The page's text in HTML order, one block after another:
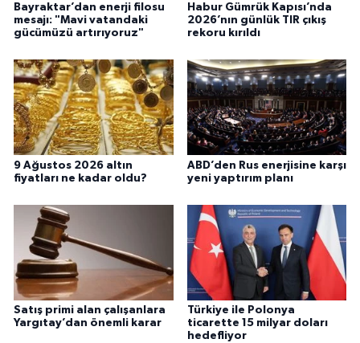
Bayraktar’dan enerji filosu
mesajı: "Mavi vatandaki
gücümüzü artırıyoruz"
Habur Gümrük Kapısı’nda
2026’nın günlük TIR çıkış
rekoru kırıldı
9 Ağustos 2026 altın
fiyatları ne kadar oldu?
ABD’den Rus enerjisine karşı
yeni yaptırım planı
Satış primi alan çalışanlara
Yargıtay’dan önemli karar
Türkiye ile Polonya
ticarette 15 milyar doları
hedefliyor